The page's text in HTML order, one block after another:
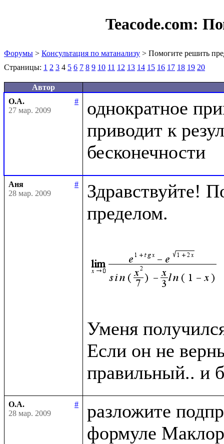
Teacode.com:
Форумы > Консультация по матанализу > Помогите решить
Страницы: 1 2 3 4 5 6 7 8 9 10 11 12 13 14 15 16 17 18 19 20
Автор
О.А.
#
27 мар. 2009
однократное
приводит к
Аня
#
28 мар. 2009
Здравствуйте!
пределом.
Уменя
Если он не
О.А.
#
28 мар. 2009
разложите
формуле